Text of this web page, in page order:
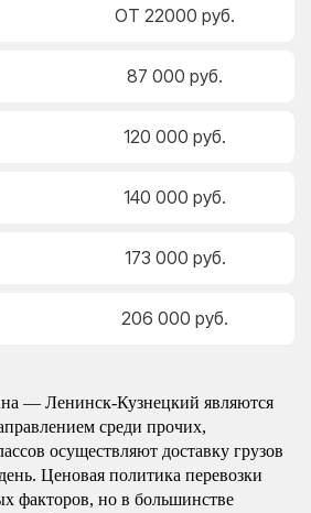
ОТ 22000 руб.
87 000 руб.
120 000 руб.
140 000 руб.
173 000 руб.
206 000 руб.
— Ленинск-Кузнецкий являются
среди прочих,
осуществляют доставку грузов
Ценовая политика перевозки
факторов, но в большинстве